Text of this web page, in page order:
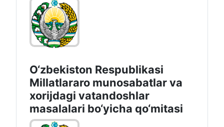
O‘zbekiston Respublikasi
Millatlararo munosabatlar va
xorijdagi vatandoshlar
masalalari bo‘yicha qo‘mitasi